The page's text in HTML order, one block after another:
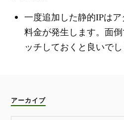
一度追加した静的IPは
料金が発生します。面
ッチしておくと良いでし
アーカイブ